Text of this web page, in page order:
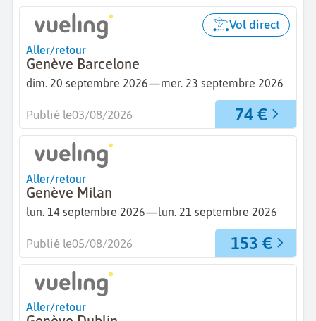
Aller/retour
Genève Barcelone
dim. 20 septembre 2026—mer. 23 septembre 2026
Vol direct
74 €
Publié le03/08/2026
Aller/retour
Genève Milan
lun. 14 septembre 2026—lun. 21 septembre 2026
153 €
Publié le05/08/2026
Aller/retour